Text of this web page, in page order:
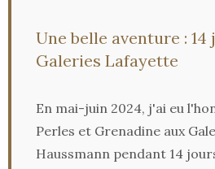
Une belle aventure : 14
Galeries Lafayette
En mai-juin 2024, j'ai eu
Perles et Grenadine aux
Haussmann pendant 14